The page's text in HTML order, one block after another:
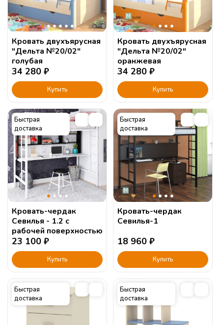
Кровать двухъярусная
"Дельта №20/02"
голубая
34 280 ₽
Купить
Кровать двухъярусная
"Дельта №20/02"
оранжевая
34 280 ₽
Купить
Быстрая
доставка
Кровать-чердак
Севилья - 1.2 с
рабочей поверхностью
23 100 ₽
Купить
Быстрая
доставка
Кровать-чердак
Севилья-1
18 960 ₽
Купить
Быстрая
доставка
Быстрая
доставка